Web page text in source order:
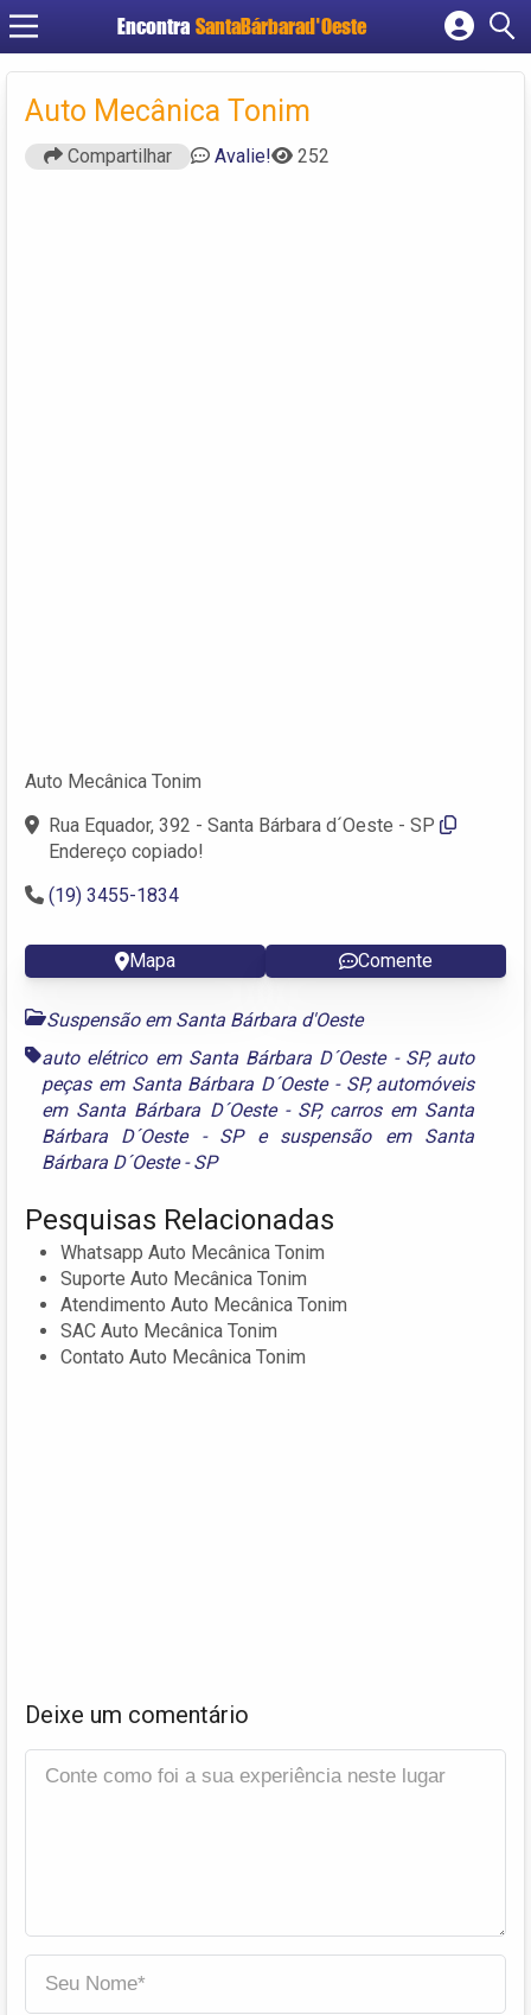
Encontra SantaBárbarad'Oeste
Cadastrar empresa
Criar conta
Auto Mecânica Tonim
Compartilhar Avalie! 252
Auto Mecânica Tonim
Rua Equador, 392 - Santa Bárbara d´Oeste - SP
Endereço copiado!
(19) 3455-1834
Mapa Comente
Suspensão em Santa Bárbara d'Oeste
auto elétrico em Santa Bárbara D´Oeste - SP, auto
peças em Santa Bárbara D´Oeste - SP, automóveis
em Santa Bárbara D´Oeste - SP, carros em Santa
Bárbara D´Oeste - SPe suspensão em Santa
Bárbara D´Oeste - SP
Pesquisas Relacionadas
Whatsapp Auto Mecânica Tonim
Suporte Auto Mecânica Tonim
Atendimento Auto Mecânica Tonim
SAC Auto Mecânica Tonim
Contato Auto Mecânica Tonim
Deixe um comentário